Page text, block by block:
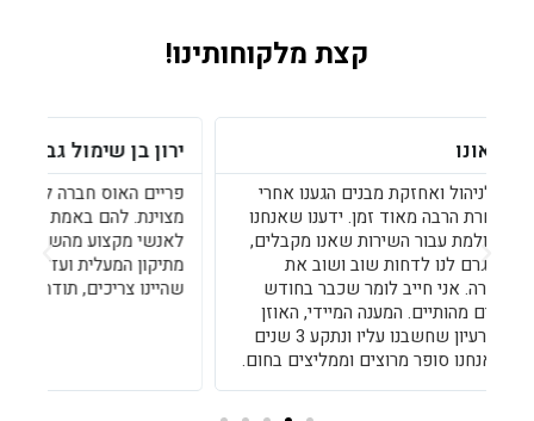
קצת מלקוחותינו!
ירון בן שימול גבעתיים
פריים האוס חברה לניהול ואחזקת מבנים עושים עבודה
מצוינת. להם באמת אכפת ממי שעומד מולם. התחייבו לנו
לאנשי מקצוע מהשורה הראשונה ועמדו בהבטחה, החל
מתיקון המעלית ועד הגנן שמדגם לנו את הגינה. בדיוק מה
שהיינו צריכים, תודה רבה!